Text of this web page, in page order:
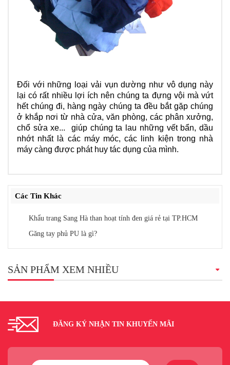
Đối với những loại vải vụn dường như vô dụng này
lại có rất nhiều lợi ích nên chúng ta đựng vội mà vứt
hết chúng đi, hàng ngày chúng ta đều bắt gặp chúng
ở khắp nơi từ nhà cửa, văn phòng, các phân xưởng,
chổ sửa xe...
giúp chúng ta lau những vết bẩn, dầu
nhớt nhất là các máy móc, các linh kiện trong nhà
máy càng được phát huy tác dụng của mình.
Các Tin Khác
Khẩu trang Sang Hà than hoạt tính đen giá rẻ tại TP.HCM
Găng tay phủ PU là gì?
SẢN PHẨM XEM NHIỀU
ĐĂNG KÝ NHẬN TIN KHUYẾN MÃI